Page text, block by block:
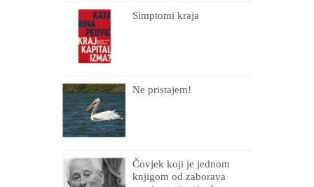
Simptomi kraja
Ne pristajem!
Čovjek koji je jednom
knjigom od zaborava